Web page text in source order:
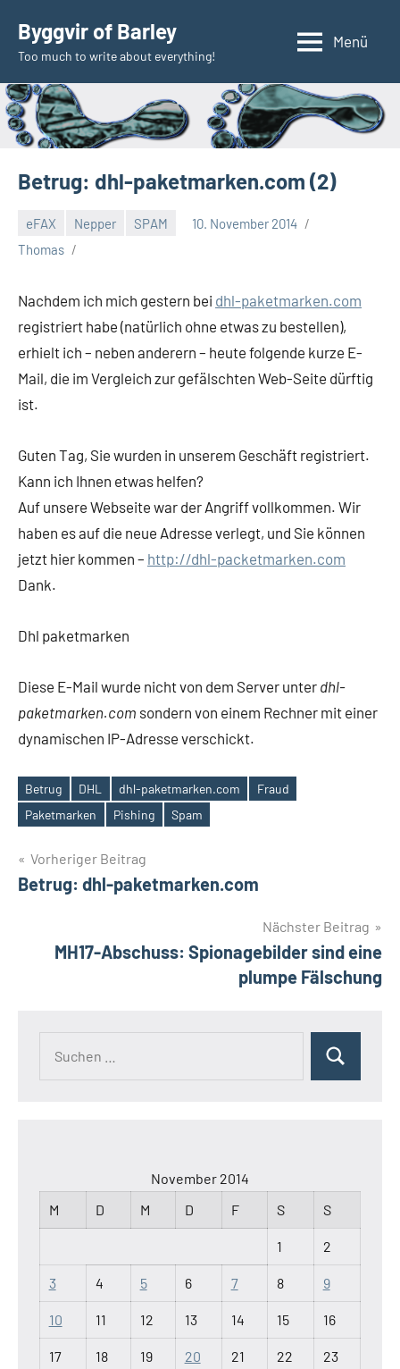
Inhalt
springen
Byggvir of Barley
Too much to write about everything!
Menü
Betrug: dhl-paketmarken.com (2)
eFAX Nepper SPAM
10. November 2014
Thomas
Nachdem ich mich gestern bei dhl-paketmarken.com
registriert habe (natürlich ohne etwas zu bestellen),
erhielt ich – neben anderern – heute folgende kurze E-
Mail, die im Vergleich zur gefälschten Web-Seite dürftig
ist.
Guten Tag, Sie wurden in unserem Geschäft registriert.
Kann ich Ihnen etwas helfen?
Auf unsere Webseite war der Angriff vollkommen. Wir
haben es auf die neue Adresse verlegt, und Sie können
jetzt hier kommen – http://dhl-packetmarken.com
Dank.
Dhl paketmarken
Diese E-Mail wurde nicht von dem Server unter dhl-
paketmarken.com sondern von einem Rechner mit einer
dynamischen IP-Adresse verschickt.
Schlagwörter
Betrug DHL dhl-paketmarken.com
Fraud
Paketmarken
Pishing Spam
Beitragsnavigation
Vorheriger Beitrag
Betrug: dhl-paketmarken.com
Nächster Beitrag
MH17-Abschuss: Spionagebilder sind eine
plumpe Fälschung
Suchen
November 2014
M
D M D F S S
1 2
3 4 5 6 7 8 9
10 11 12 13 14 15 16
17 18 19 20 21 22 23